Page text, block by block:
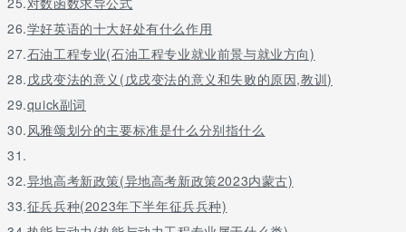
26.学好英语的十大好处有什么作用
27.石油工程专业(石油工程专业就业前景与就业方向)
28.戊戌变法的意义(戊戌变法的意义和失败的原因,教训)
29.quick副词
30. 风雅颂划分的主要标准是什么分别指什么
31.
32.异地高考新政策(异地高考新政策2023内蒙古)
33.征兵兵种(2023年下半年征兵兵种)